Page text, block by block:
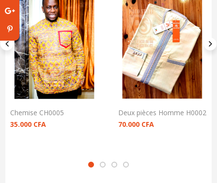
Chemise CH0005
35.000 CFA
Deux pièces Homme H0002
70.000 CFA